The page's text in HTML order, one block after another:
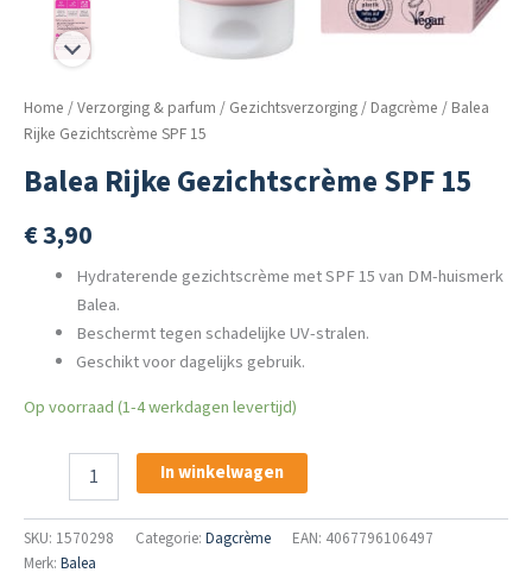
Home /Verzorging & parfum / Gezichtsverzorging/ Dagcrème / Balea
Rijke Gezichtscrème SPF 15
Balea Rijke Gezichtscrème SPF 15
€3,90
Hydraterende gezichtscrème met SPF 15 van DM-huismerk
Balea.
Beschermt tegen schadelijke UV-stralen.
Geschikt voor dagelijks gebruik.
Op voorraad (1-4 werkdagen levertijd)
SPF
15
In winkelwagen
SKU: 1570298 Categorie: Dagcrème
EAN: 4067796106497
Merk: Balea